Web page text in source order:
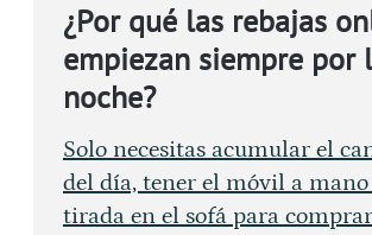
¿Por qué las rebajas
empiezan siempre por
noche?
Solo necesitas acumular el
del día, tener el móvil a mano
tirada en el sofá para